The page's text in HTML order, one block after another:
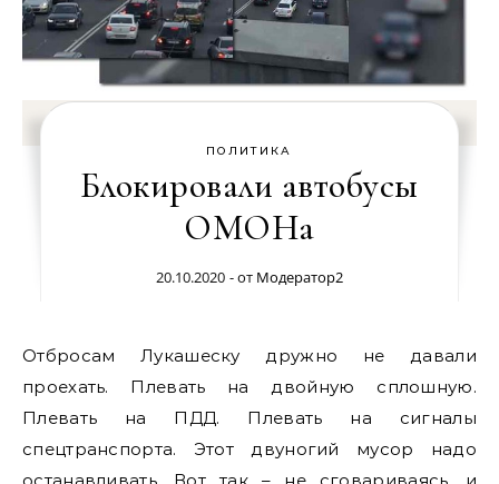
ПОЛИТИКА
Блокировали автобусы
ОМОНа
20.10.2020 - от Модератор2
Отбросам Лукашеску дружно не давали
проехать. Плевать на двойную сплошную.
Плевать на ПДД. Плевать на сигналы
спецтранспорта. Этот двуногий мусор надо